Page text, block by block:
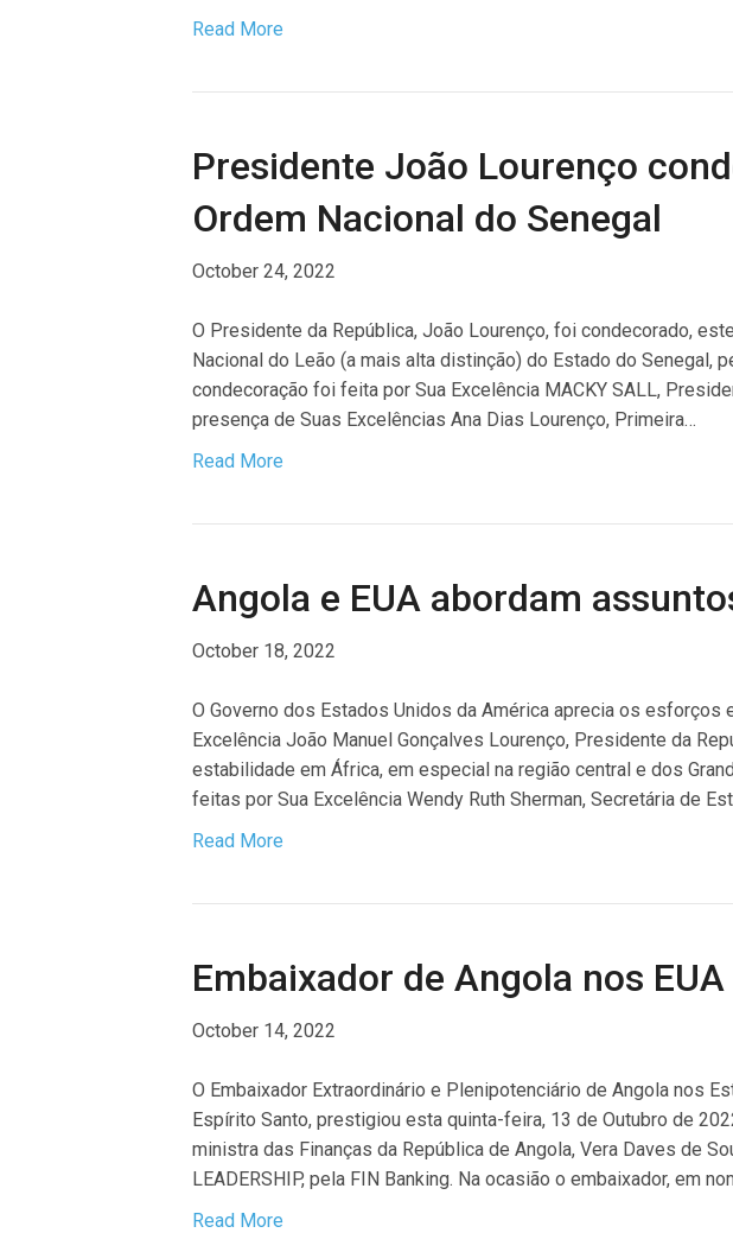
Read More
Presidente João Lourenço
Ordem Nacional do Senegal
October 24, 2022
O Presidente da República, João Lourenço, foi condecorado,
Nacional do Leão (a mais alta distinção) do Estado do Senegal,
condecoração foi feita por Sua Excelência MACKY SALL,
presença de Suas Excelências Ana Dias Lourenço, Primeira…
Read More
Angola e EUA abordam
October 18, 2022
O Governo dos Estados Unidos da América aprecia os esforços
Excelência João Manuel Gonçalves Lourenço, Presidente da
estabilidade em África, em especial na região central e dos
feitas por Sua Excelência Wendy Ruth Sherman, Secretária de
Read More
Embaixador de Angola nos
October 14, 2022
O Embaixador Extraordinário e Plenipotenciário de Angola nos
Espírito Santo, prestigiou esta quinta-feira, 13 de Outubro de
ministra das Finanças da República de Angola, Vera Daves de
LEADERSHIP, pela FIN Banking. Na ocasião o embaixador, em
Read More